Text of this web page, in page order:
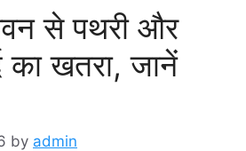
से पथरी और
का खतरा, जानें
by admin